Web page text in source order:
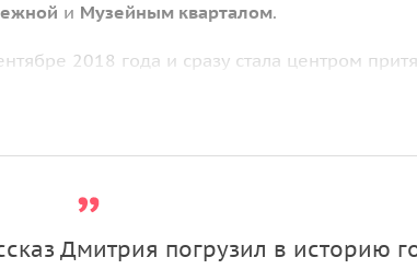
и Музейным кварталом.
2018 года и сразу стала центром
переходит в Музейный квартал. Здесь
достопримечательности Тулы. Вы
Дмитрия погрузил в историю